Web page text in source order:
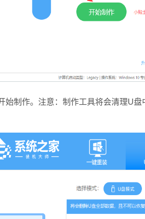
制作。注意：制作工具将会清理U盘